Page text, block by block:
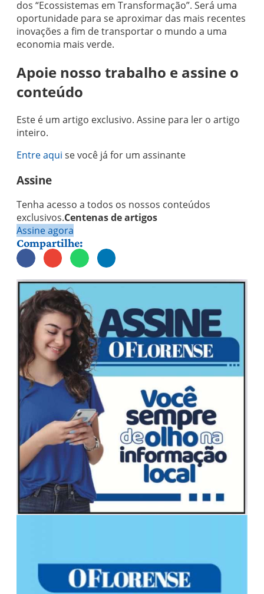
dos “Ecossistemas em Transformação”. Será uma
oportunidade para se aproximar das mais recentes
inovações a fim de transportar o mundo a uma
economia mais verde.
Apoie nosso trabalho e assine o
conteúdo
Este é um artigo exclusivo. Assine para ler o artigo
inteiro.
Entre aqui se você já for um assinante
Assine
Tenha acesso a todos os nossos conteúdos
exclusivos.Centenas de artigos
Assine agora
Compartilhe: